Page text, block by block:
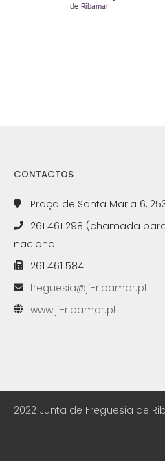
CONTACTOS
Praça de Santa Maria 6,
261 461 298 (chamada
nacional
261 461 584
freguesia@jf-ribamar.pt
www.jf-ribamar.pt
2022 Junta de Freguesia de